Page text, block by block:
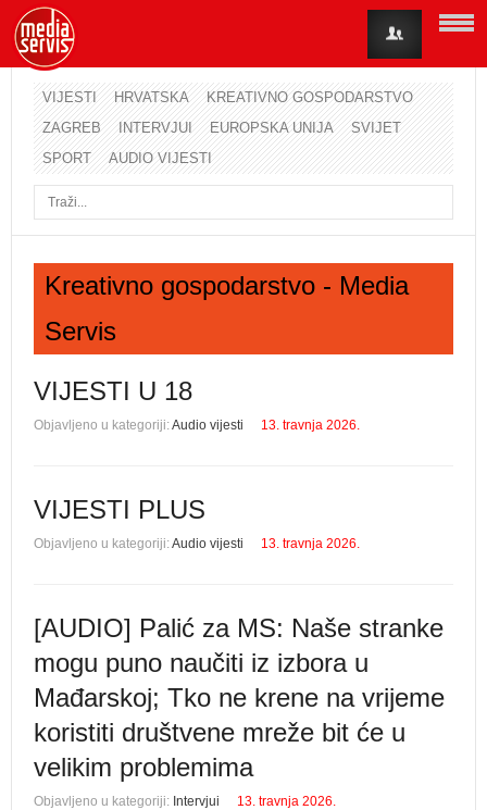
VIJESTI HRVATSKA
KREATIVNO GOSPODARSTVO
ZAGREB
INTERVJUI EUROPSKA UNIJA
SVIJET
SPORT
AUDIO VIJESTI
Kreativno gospodarstvo - Media
Servis
VIJESTI U 18
Objavljeno u kategoriji:Audio vijesti 13. travnja 2026.
VIJESTI PLUS
Objavljeno u kategoriji:Audio vijesti 13. travnja 2026.
[AUDIO] Palić za MS: Naše stranke
mogu puno naučiti iz izbora u
Mađarskoj; Tko ne krene na vrijeme
koristiti društvene mreže bit će u
velikim problemima
Objavljeno u kategoriji: Intervjui 13. travnja 2026.
Korisničko ime
Lozinka